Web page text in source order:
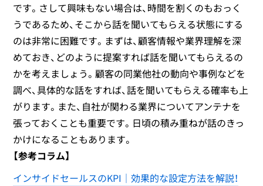
です。さして興味もない場合は、時間を割くのもおっく
うであるため、そこから話を聞いてもらえる状態にする
のは非常に困難です。まずは、顧客情報や業界理解を深
めておき、どのように提案すれば話を聞いてもらえるの
かを考えましょう。顧客の同業他社の動向や事例などを
調べ、具体的な話をすれば、話を聞いてもらえる確率も上
がります。また、自社が関わる業界についてアンテナを
張っておくことも重要です。日頃の積み重ねが話のきっ
かけになることもあります。
【参考コラム】
インサイドセールスのKPI｜効果的な設定方法を解説！